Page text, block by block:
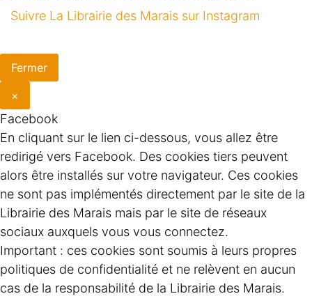
Suivre La Librairie des Marais sur Instagram
Fermer
×
Facebook
En cliquant sur le lien ci-dessous, vous allez être
redirigé vers Facebook. Des cookies tiers peuvent
alors être installés sur votre navigateur. Ces cookies
ne sont pas implémentés directement par le site de la
Librairie des Marais mais par le site de réseaux
sociaux auxquels vous vous connectez.
Important : ces cookies sont soumis à leurs propres
politiques de confidentialité et ne relèvent en aucun
cas de la responsabilité de la Librairie des Marais.